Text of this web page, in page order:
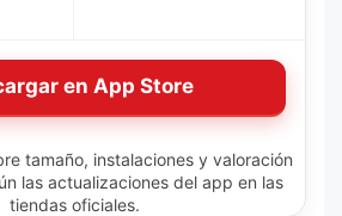
en App Store
tamaño, instalaciones y valoración
las actualizaciones del app en las
tiendas oficiales.